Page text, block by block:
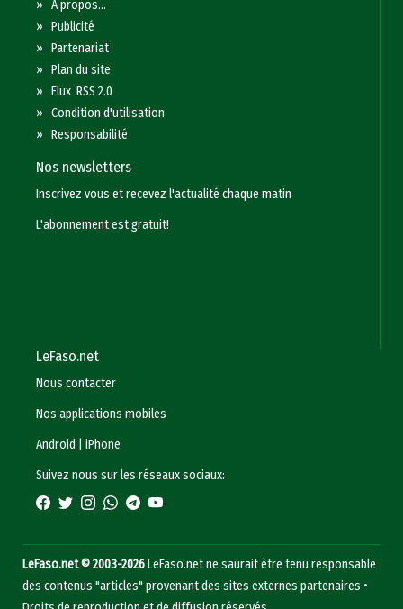
»A propos...
»Publicité
»Partenariat
»Plan du site
»Flux RSS 2.0
»Condition d'utilisation
»Responsabilité
Nos newsletters
Inscrivez vous et recevez l'actualité chaque matin
L'abonnement est gratuit!
LeFaso.net
Nous contacter
Nos applications mobiles
Android
|iPhone
Suivez nous sur les réseaux sociaux:
LeFaso.net © 2003-2026LeFaso.net ne saurait être tenu responsable
des contenus "articles" provenant des sites externes partenaires •